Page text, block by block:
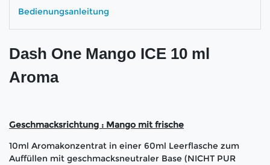
Bedienungsanleitung
Dash One Mango ICE 10 ml
Aroma
Geschmacksrichtung : Mango mit frische
10ml Aromakonzentrat in einer 60ml Leerflasche zum
Auffüllen mit geschmacksneutraler Base (NICHT PUR